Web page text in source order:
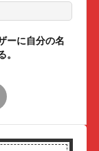
ーに自分の名
。